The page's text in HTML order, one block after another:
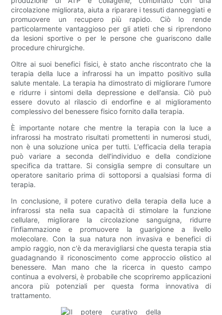
circolazione migliorata, aiuta a riparare i tessuti danneggiati e
promuovere un recupero più rapido. Ciò lo rende
particolarmente vantaggioso per gli atleti che si riprendono
da lesioni sportive o per le persone che guariscono dalle
procedure chirurgiche.
Oltre ai suoi benefici fisici, è stato anche riscontrato che la
terapia della luce a infrarossi ha un impatto positivo sulla
salute mentale. La terapia ha dimostrato di migliorare l'umore
e ridurre i sintomi della depressione e dell'ansia. Ciò può
essere dovuto al rilascio di endorfine e al miglioramento
complessivo del benessere fisico fornito dalla terapia.
È importante notare che mentre la terapia con la luce a
infrarossi ha mostrato risultati promettenti in numerosi studi,
non è una soluzione unica per tutti. L'efficacia della terapia
può variare a seconda dell'individuo e della condizione
specifica da trattare. Si consiglia sempre di consultare un
operatore sanitario prima di sottoporsi a qualsiasi forma di
terapia.
In conclusione, il potere curativo della terapia della luce a
infrarossi sta nella sua capacità di stimolare la funzione
cellulare, migliorare la circolazione sanguigna, ridurre
l'infiammazione e promuovere la guarigione a livello
molecolare. Con la sua natura non invasiva e benefici di
ampio raggio, non c'è da meravigliarsi che questa terapia stia
guadagnando il riconoscimento come approccio olistico al
benessere. Man mano che la ricerca in questo campo
continua a evolversi, è probabile che scopriremo applicazioni
ancora più potenziali per questa forma innovativa di
trattamento.